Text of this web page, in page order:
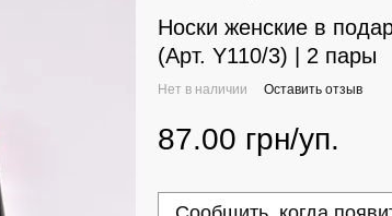
Носки женские в
(Арт. Y110/3) | 2 пары
Нет в наличии Оставить отзыв
87.00 грн/уп.